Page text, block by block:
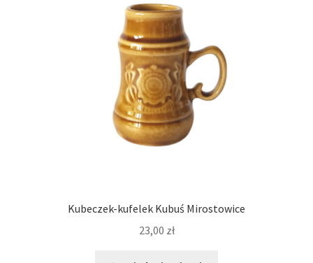
Kubeczek-kufelek Kubuś Mirostowice
23,00 zł